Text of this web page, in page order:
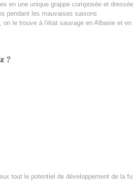
en une unique grappe composée et
pendant les mauvaises saisons
le trouve à l'état sauvage en Albanie et
?
tout le potentiel de développement de la